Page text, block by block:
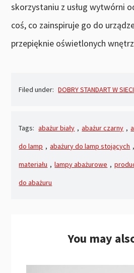
skorzystaniu z usług wytwórni
coś, co zainspiruje go do
przepięknie oświetlonych
Filed under: DOBRY STANDART W SIECI
Tags: abażur biały , abażur czarny ,
do lamp , abażury do lamp stojących ,
materiału , lampy abażurowe ,
do abażuru
You may